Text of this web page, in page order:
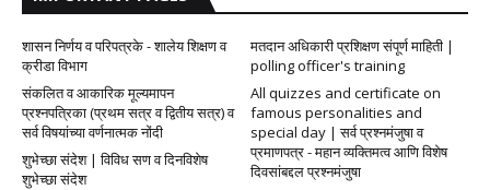
शासन निर्णय व परिपत्रके - शालेय शिक्षण व
क्रीडा विभाग
मतदान अधिकारी प्रशिक्षण संपूर्ण माहिती |
polling officer's training
संकलित व आकारिक मूल्यमापन
प्रश्नपत्रिका (प्रथम सत्र व द्वितीय सत्र) व
सर्व विषयांच्या वर्णनात्मक नोंदी
All quizzes and certificate on
famous personalities and
special day | सर्व प्रश्नमंजुषा व
प्रमाणपत्र - महान व्यक्तिमत्व आणि विशेष
दिवसांबद्दल प्रश्नमंजुषा
शुभेच्छा संदेश | विविध सण व दिनविशेष
शुभेच्छा संदेश